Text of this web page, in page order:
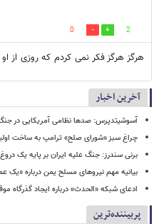
2
0
هرگز هرگز فکر نمی کردم که روزی از
آخرین اخبار
آسوشیتدپرس: صدها نظامی آمریکایی در
چراغ سبز «شورای صلح» ترامپ به ساخت
برنی سندرز: جنگ علیه ایران بر پایه یک
بیانیه مهم نیروهای مسلح یمن درباره «یک
ادعای شبکه «الحدث» درباره ایجاد گذرگاه
پربیننده‌ترین